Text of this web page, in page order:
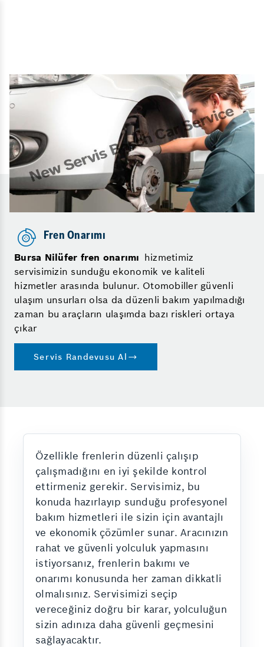
Fren Onarımı
Bursa Nilüfer fren onarımı hizmetimiz
servisimizin sunduğu ekonomik ve kaliteli
hizmetler arasında bulunur. Otomobiller güvenli
ulaşım unsurları olsa da düzenli bakım yapılmadığı
zaman bu araçların ulaşımda bazı riskleri ortaya
çıkar
Servis Randevusu Al
Özellikle frenlerin düzenli çalışıp
çalışmadığını en iyi şekilde kontrol
ettirmeniz gerekir. Servisimiz, bu
konuda hazırlayıp sunduğu profesyonel
bakım hizmetleri ile sizin için avantajlı
ve ekonomik çözümler sunar. Aracınızın
rahat ve güvenli yolculuk yapmasını
istiyorsanız, frenlerin bakımı ve
onarımı konusunda her zaman dikkatli
olmalısınız. Servisimizi seçip
vereceğiniz doğru bir karar, yolculuğun
sizin adınıza daha güvenli geçmesini
sağlayacaktır.